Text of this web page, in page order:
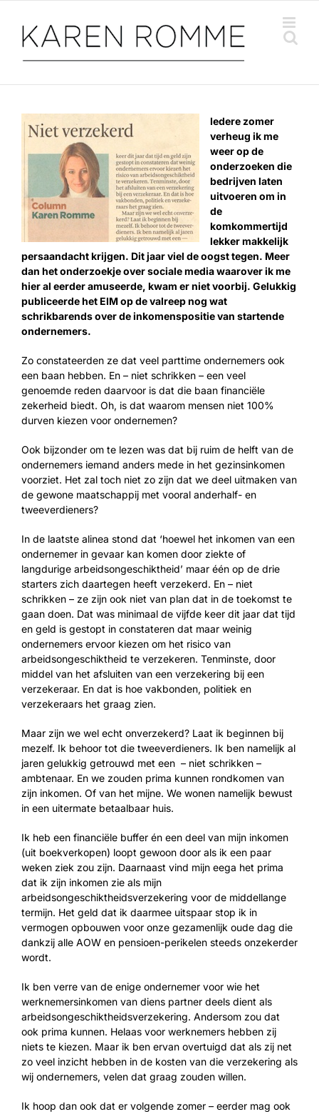
inhoud
Iedere zomer
verheug ik me
weer op de
onderzoeken die
bedrijven laten
uitvoeren om in
de
komkommertijd
lekker makkelijk
persaandacht krijgen. Dit jaar viel de oogst tegen. Meer
dan het onderzoekje over sociale media waarover ik me
hier al eerder amuseerde, kwam er niet voorbij. Gelukkig
publiceerde het EIM op de valreep nog wat
schrikbarends over de inkomenspositie van startende
ondernemers.
Zo constateerden ze dat veel parttime ondernemers ook
een baan hebben. En – niet schrikken – een veel
genoemde reden daarvoor is dat die baan financiële
zekerheid biedt. Oh, is dat waarom mensen niet 100%
durven kiezen voor ondernemen?
Ook bijzonder om te lezen was dat bij ruim de helft van de
ondernemers iemand anders mede in het gezinsinkomen
voorziet. Het zal toch niet zo zijn dat we deel uitmaken van
de gewone maatschappij met vooral anderhalf- en
tweeverdieners?
In de laatste alinea stond dat ‘hoewel het inkomen van een
ondernemer in gevaar kan komen door ziekte of
langdurige arbeidsongeschiktheid’ maar één op de drie
starters zich daartegen heeft verzekerd. En – niet
schrikken – ze zijn ook niet van plan dat in de toekomst te
gaan doen. Dat was minimaal de vijfde keer dit jaar dat tijd
en geld is gestopt in constateren dat maar weinig
ondernemers ervoor kiezen om het risico van
arbeidsongeschiktheid te verzekeren. Tenminste, door
middel van het afsluiten van een verzekering bij een
verzekeraar. En dat is hoe vakbonden, politiek en
verzekeraars het graag zien.
Maar zijn we wel echt onverzekerd? Laat ik beginnen bij
mezelf. Ik behoor tot die tweeverdieners. Ik ben namelijk al
jaren gelukkig getrouwd met een – niet schrikken –
ambtenaar. En we zouden prima kunnen rondkomen van
zijn inkomen. Of van het mijne. We wonen namelijk bewust
in een uitermate betaalbaar huis.
Ik heb een financiële buffer én een deel van mijn inkomen
(uit boekverkopen) loopt gewoon door als ik een paar
weken ziek zou zijn. Daarnaast vind mijn eega het prima
dat ik zijn inkomen zie als mijn
arbeidsongeschiktheidsverzekering voor de middellange
termijn. Het geld dat ik daarmee uitspaar stop ik in
vermogen opbouwen voor onze gezamenlijk oude dag die
dankzij alle AOW en pensioen-perikelen steeds onzekerder
wordt.
Ik ben verre van de enige ondernemer voor wie het
werknemersinkomen van diens partner deels dient als
arbeidsongeschiktheidsverzekering. Andersom zou dat
ook prima kunnen. Helaas voor werknemers hebben zij
niets te kiezen. Maar ik ben ervan overtuigd dat als zij net
zo veel inzicht hebben in de kosten van die verzekering als
wij ondernemers, velen dat graag zouden willen.
Ik hoop dan ook dat er volgende zomer – eerder mag ook